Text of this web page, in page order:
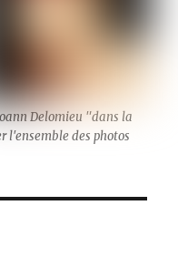
Delomieu "dans la
l'ensemble des photos